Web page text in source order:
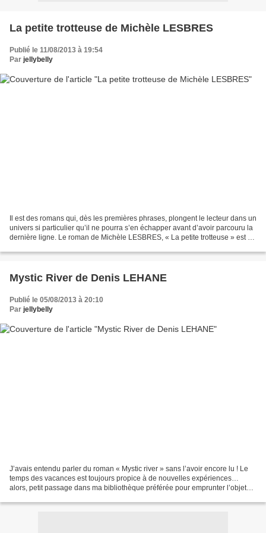
La petite trotteuse de Michèle LESBRES
Publié le 11/08/2013 à 19:54
Par jellybelly
Il est des romans qui, dès les premières phrases, plongent le lecteur dans un
univers si particulier qu’il ne pourra s’en échapper avant d’avoir parcouru la
dernière ligne. Le roman de Michèle LESBRES, « La petite trotteuse » est de
Mystic River de Denis LEHANE
Publié le 05/08/2013 à 20:10
Par jellybelly
J’avais entendu parler du roman « Mystic river » sans l’avoir encore lu ! Le
temps des vacances est toujours propice à de nouvelles expériences…
alors, petit passage dans ma bibliothèque préférée pour emprunter l’objet